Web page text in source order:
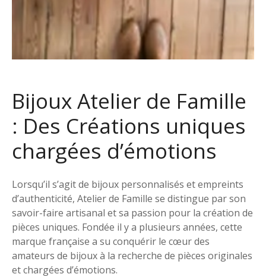
Bijoux Atelier de Famille
: Des Créations uniques
chargées d’émotions
Lorsqu’il s’agit de bijoux personnalisés et empreints
d’authenticité, Atelier de Famille se distingue par son
savoir-faire artisanal et sa passion pour la création de
pièces uniques. Fondée il y a plusieurs années, cette
marque française a su conquérir le cœur des
amateurs de bijoux à la recherche de pièces originales
et chargées d’émotions.